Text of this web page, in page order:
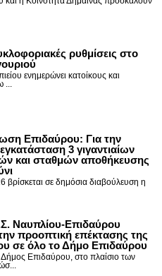
ρυθμίσεις στο
ενημερώνει κατοίκους και
Επιδαύρου: Για την
3 γιγαντιαίων
και σταθμών αποθήκευσης
βρίσκεται σε δημόσια διαβούλευση η
Ναυπλίου-Επιδαύρου
προοπτική επέκτασης της
σε όλο το Δήμο Επιδαύρου
Επιδαύρου, στο πλαίσιο των